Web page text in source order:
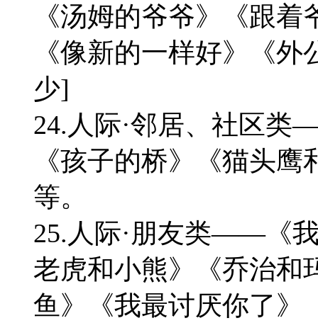
《汤姆的爷爷》《跟
《像新的一样好》《
少]
24.人际·邻居、社区
《孩子的桥》《猫头
等。
25.人际·朋友类——《
老虎和小熊》《乔治和
鱼》《我最讨厌你了》